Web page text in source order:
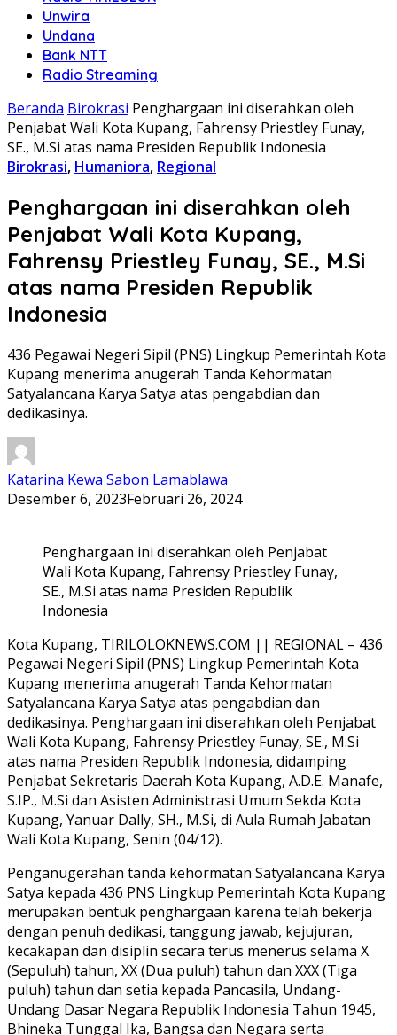
Unwira
Undana
Bank NTT
Radio Streaming
Beranda Birokrasi Penghargaan ini diserahkan oleh
Penjabat Wali Kota Kupang, Fahrensy Priestley Funay,
SE., M.Si atas nama Presiden Republik Indonesia
Birokrasi, Humaniora, Regional
Penghargaan ini diserahkan oleh
Penjabat Wali Kota Kupang,
Fahrensy Priestley Funay, SE., M.Si
atas nama Presiden Republik
Indonesia
436 Pegawai Negeri Sipil (PNS) Lingkup Pemerintah Kota
Kupang menerima anugerah Tanda Kehormatan
Satyalancana Karya Satya atas pengabdian dan
dedikasinya.
Katarina Kewa Sabon Lamablawa
Desember 6, 2023Februari 26, 2024
Penghargaan ini diserahkan oleh Penjabat
Wali Kota Kupang, Fahrensy Priestley Funay,
SE., M.Si atas nama Presiden Republik
Indonesia
Kota Kupang, TIRILOLOKNEWS.COM || REGIONAL – 436
Pegawai Negeri Sipil (PNS) Lingkup Pemerintah Kota
Kupang menerima anugerah Tanda Kehormatan
Satyalancana Karya Satya atas pengabdian dan
dedikasinya. Penghargaan ini diserahkan oleh Penjabat
Wali Kota Kupang, Fahrensy Priestley Funay, SE., M.Si
atas nama Presiden Republik Indonesia, didamping
Penjabat Sekretaris Daerah Kota Kupang, A.D.E. Manafe,
S.IP., M.Si dan Asisten Administrasi Umum Sekda Kota
Kupang, Yanuar Dally, SH., M.Si, di Aula Rumah Jabatan
Wali Kota Kupang, Senin (04/12).
Penganugerahan tanda kehormatan Satyalancana Karya
Satya kepada 436 PNS Lingkup Pemerintah Kota Kupang
merupakan bentuk penghargaan karena telah bekerja
dengan penuh dedikasi, tanggung jawab, kejujuran,
kecakapan dan disiplin secara terus menerus selama X
(Sepuluh) tahun, XX (Dua puluh) tahun dan XXX (Tiga
puluh) tahun dan setia kepada Pancasila, Undang-
Undang Dasar Negara Republik Indonesia Tahun 1945,
Bhineka Tunggal Ika, Bangsa dan Negara serta